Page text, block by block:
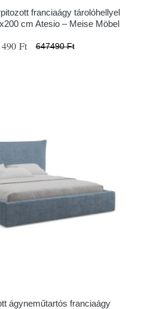
franciaágy tárolóhellyel
cm Atesio – Meise Möbel
Ft 647490 Ft
ágyneműtartós franciaágy